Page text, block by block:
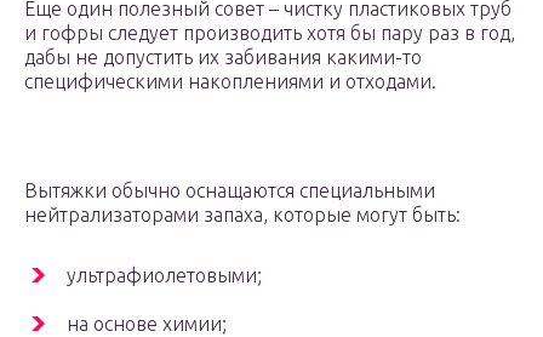
Еще один полезный совет – чистку пластиковых труб
и гофры следует производить хотя бы пару раз в год,
дабы не допустить их забивания какими-то
специфическими накоплениями и отходами.
Вытяжки обычно оснащаются специальными
нейтрализаторами запаха, которые могут быть:
ультрафиолетовыми;
на основе химии;